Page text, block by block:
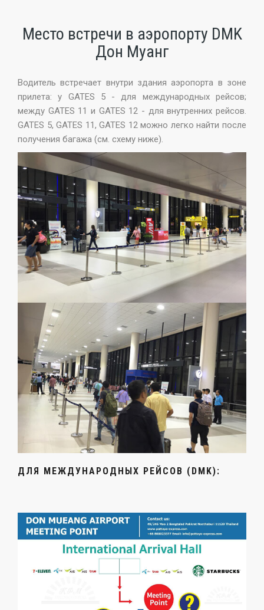
Место встречи в аэропорту DMK
Дон Муанг
Водитель встречает внутри здания аэропорта в зоне
прилета: у GATES 5 - для международных рейсов;
между GATES 11 и GATES 12 - для внутренних рейсов.
GATES 5, GATES 11, GATES 12 можно легко найти после
получения багажа (см. схему ниже).
ДЛЯ МЕЖДУНАРОДНЫХ РЕЙСОВ (DMK):